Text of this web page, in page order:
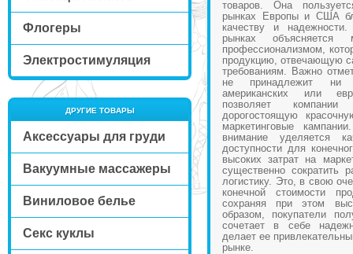
Флогеры
Электростимуляция
ДРУГИЕ ТОВАРЫ
Аксессуары для груди
Вакуумные массажеры
Виниловое белье
Секс куклы
товаров. Она
рынках Европы и США
качеству и
рынках объясняется
профессионализмом,
продукцию, отвечающую
требованиям. Важно
не принадлежит ни
американских или
позволяет
дорогостоящую
маркетинговые
внимание уделяется
доступности для
высоких затрат на
существенно сократить
логистику. Это, в свою
конечной стоимости
сохраняя при этом
образом, покупатели
сочетает в себе
делает ее
рынке.